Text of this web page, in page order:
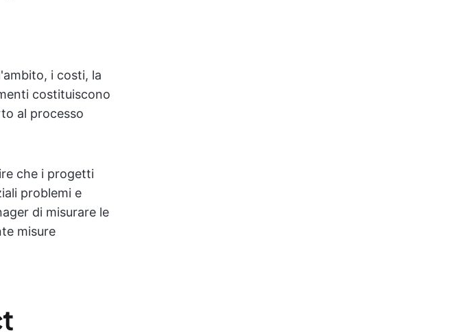
i costi, la
costituiscono
al processo
che i progetti
problemi e
di misurare le
misure